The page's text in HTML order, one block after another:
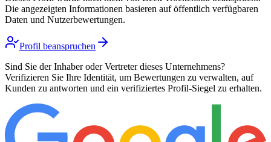
Die angezeigten Informationen basieren auf öffentlich verfügbaren
Daten und Nutzerbewertungen.
Profil beanspruchen
Sind Sie der Inhaber oder Vertreter dieses Unternehmens?
Verifizieren Sie Ihre Identität, um Bewertungen zu verwalten, auf
Kunden zu antworten und ein verifiziertes Profil-Siegel zu erhalten.